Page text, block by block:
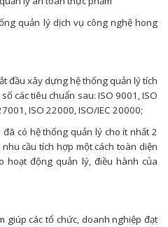
quản lý dịch vụ công nghệ hong
đầu xây dựng hệ thống quản lý tích
các tiêu chuẩn sau: ISO 9001, ISO
ISO 22000, ISO/IEC 20000;
có hệ thống quản lý cho ít nhất 2
cầu tích hợp một cách toàn diện
hoạt động quản lý, điều hành của
giúp các tổ chức, doanh nghiệp đạt